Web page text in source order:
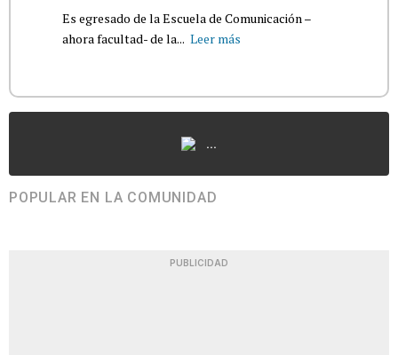
Es egresado de la Escuela de Comunicación –
ahora facultad- de la... Leer más
...
POPULAR EN LA COMUNIDAD
PUBLICIDAD